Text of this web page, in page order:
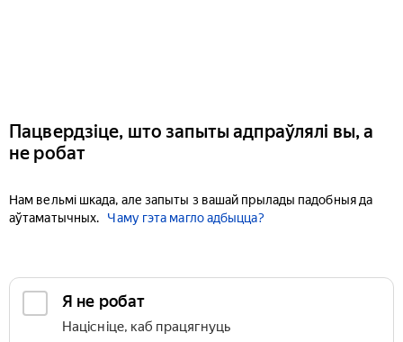
Пацвердзіце, што запыты адпраўлялі вы, а
не робат
Нам вельмі шкада, але запыты з вашай прылады падобныя да
аўтаматычных.
Чаму гэта магло адбыцца?
Я не робат
Націсніце, каб працягнуць